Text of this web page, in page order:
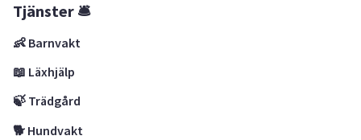
Tjänster 🛎
👶 Barnvakt
📖 Läxhjälp
🍃 Trädgård
🐕 Hundvakt